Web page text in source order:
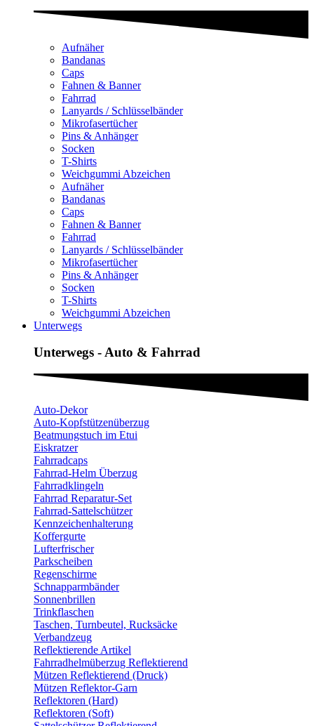
Aufnäher
Bandanas
Caps
Fahnen & Banner
Fahrrad
Lanyards / Schlüsselbänder
Mikrofasertücher
Pins & Anhänger
Socken
T-Shirts
Weichgummi Abzeichen
Aufnäher
Bandanas
Caps
Fahnen & Banner
Fahrrad
Lanyards / Schlüsselbänder
Mikrofasertücher
Pins & Anhänger
Socken
T-Shirts
Weichgummi Abzeichen
Unterwegs
Unterwegs - Auto & Fahrrad
Auto-Dekor
Auto-Kopfstützenüberzug
Beatmungstuch im Etui
Eiskratzer
Fahrradcaps
Fahrrad-Helm Überzug
Fahrradklingeln
Fahrrad Reparatur-Set
Fahrrad-Sattelschützer
Kennzeichenhalterung
Koffergurte
Lufterfrischer
Parkscheiben
Regenschirme
Schnapparmbänder
Sonnenbrillen
Trinkflaschen
Taschen, Turnbeutel, Rucksäcke
Verbandzeug
Reflektierende Artikel
Fahrradhelmüberzug Reflektierend
Mützen Reflektierend (Druck)
Mützen Reflektor-Garn
Reflektoren (Hard)
Reflektoren (Soft)